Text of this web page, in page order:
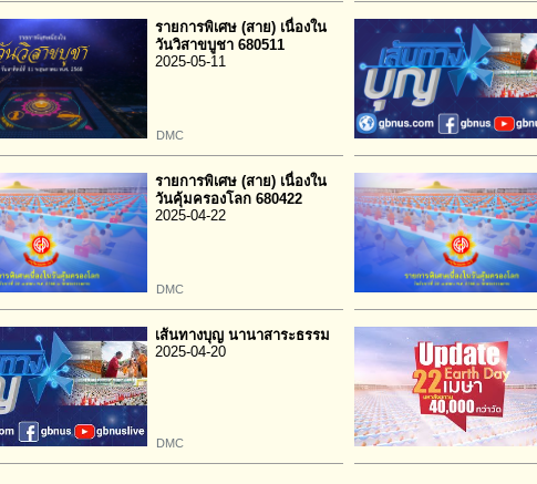
รายการพิเศษ (สาย) เนื่องใน
วันวิสาขบูชา 680511
2025-05-11
DMC
รายการพิเศษ (สาย) เนื่องใน
วันคุ้มครองโลก 680422
2025-04-22
DMC
เส้นทางบุญ นานาสาระธรรม
2025-04-20
DMC